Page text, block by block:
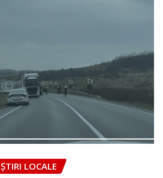
ȘTIRI LOCALE